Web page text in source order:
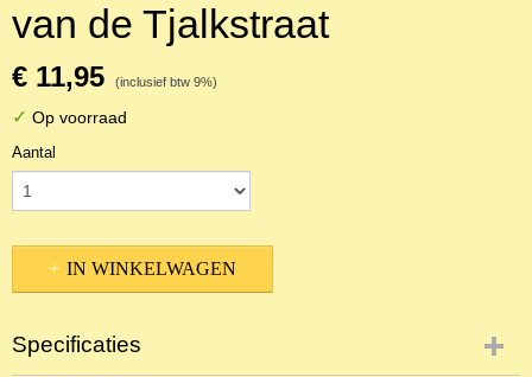
van de Tjalkstraat
€ 11,95 (inclusief btw 9%)
✓ Op voorraad
Aantal
IN WINKELWAGEN
Specificaties